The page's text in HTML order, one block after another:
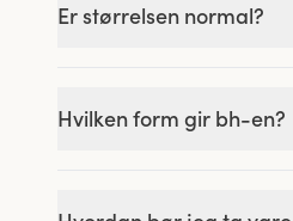
Er størrelsen normal?
Hvilken form gir bh-en?